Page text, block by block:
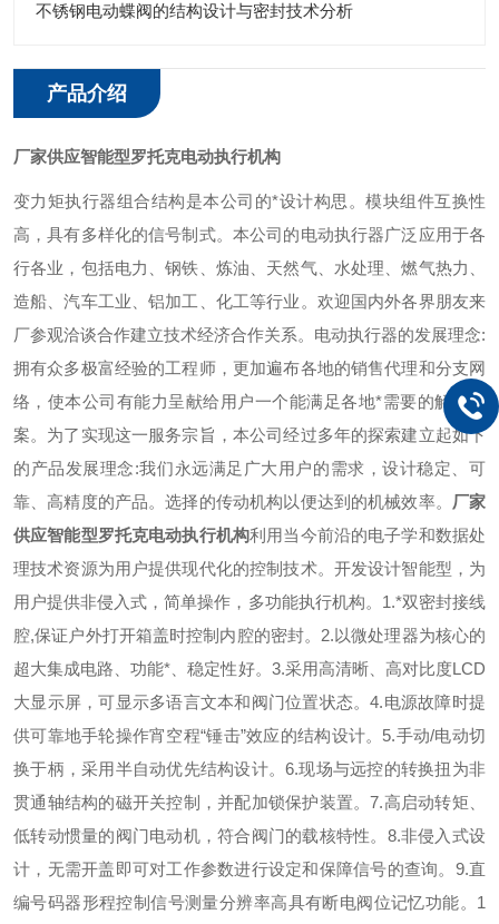
不锈钢电动蝶阀的结构设计与密封技术分析
产品介绍
厂家供应智能型罗托克电动执行机构
变力矩执行器组合结构是本公司的*设计构思。模块组件互换性
高，具有多样化的信号制式。本公司的电动执行器广泛应用于各
行各业，包括电力、钢铁、炼油、天然气、水处理、燃气热力、
造船、汽车工业、铝加工、化工等行业。欢迎国内外各界朋友来
厂参观洽谈合作建立技术经济合作关系。电动执行器的发展理念:
拥有众多极富经验的工程师，更加遍布各地的销售代理和分支网
络，使本公司有能力呈献给用户一个能满足各地*需要的解决方
案。为了实现这一服务宗旨，本公司经过多年的探索建立起如下
的产品发展理念:我们永远满足广大用户的需求，设计稳定、可
靠、高精度的产品。选择的传动机构以便达到的机械效率。 厂家
供应智能型罗托克电动执行机构利用当今前沿的电子学和数据处
理技术资源为用户提供现代化的控制技术。开发设计智能型，为
用户提供非侵入式，简单操作，多功能执行机构。1.*双密封接线
腔,保证户外打开箱盖时控制内腔的密封。2.以微处理器为核心的
超大集成电路、功能*、稳定性好。3.采用高清晰、高对比度LCD
大显示屏，可显示多语言文本和阀门位置状态。4.电源故障时提
供可靠地手轮操作宵空程“锤击”效应的结构设计。5.手动/电动切
换于柄，采用半自动优先结构设计。6.现场与远控的转换扭为非
贯通轴结构的磁开关控制，并配加锁保护装置。7.高启动转矩、
低转动惯量的阀门电动机，符合阀门的载核特性。8.非侵入式设
计，无需开盖即可对工作参数进行设定和保障信号的查询。9.直
编号码器形程控制信号测量分辨率高具有断电阀位记忆功能。1